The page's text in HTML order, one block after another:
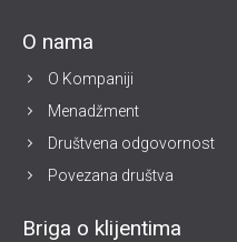
O nama
O Kompaniji
Menadžment
Društvena odgovornost
Povezana društva
Briga o klijentima